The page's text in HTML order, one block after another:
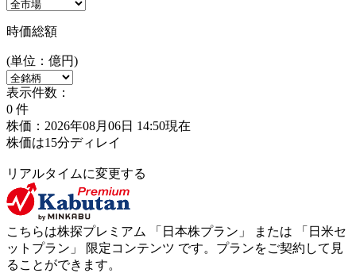
時価総額
(単位：億円)
表示件数：
0 件
株価：2026年08月06日 14:50現在
株価は15分ディレイ
リアルタイムに変更する
こちらは株探プレミアム 「 日本株プラン 」 または 「 日米セ
ットプラン 」 限定コンテンツ です。プランをご契約して見
ることができます。